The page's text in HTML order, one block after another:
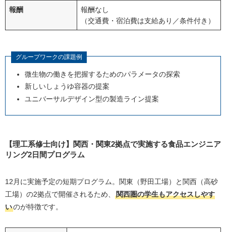
報酬
報酬なし
（交通費・宿泊費は支給あり／条件付き）
グループワークの課題例
微生物の働きを把握するためのパラメータの探索
新しいしょうゆ容器の提案
ユニバーサルデザイン型の製造ライン提案
【理工系修士向け】関西・関東2拠点で実施する食品エンジニア
リング2日間プログラム
12月に実施予定の短期プログラム。関東（野田工場）と関西（高砂
工場）の2拠点で開催されるため、
関西圏の学生もアクセスしやす
いのが特徴です。